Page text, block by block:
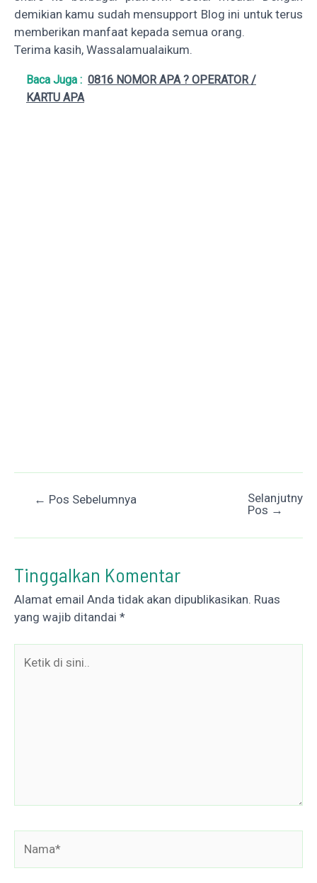
demikian kamu sudah mensupport Blog ini untuk terus
memberikan manfaat kepada semua orang.
Terima kasih, Wassalamualaikum.
Baca Juga : 0816 NOMOR APA ? OPERATOR /
KARTU APA
Post← Pos Sebelumnya
Selanjutnya
Pos →
Tinggalkan Komentar
Alamat email Anda tidak akan dipublikasikan. Ruas
yang wajib ditandai *